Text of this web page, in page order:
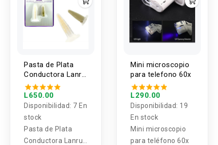
Pasta de Plata
Conductora Lanrui
J9 Nano
L650.00
Disponibilidad: 7 En
stock
Pasta de Plata
Conductora Lanrui
Mini microscopio
para telefono 60x
L290.00
Disponibilidad: 19
En stock
Mini microscopio
para teléfono 60x